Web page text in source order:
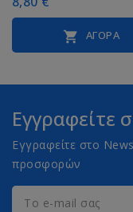
 ΑΓΟΡΆ
Εγγραφείτε
Εγγραφείτε στο
προσφορών